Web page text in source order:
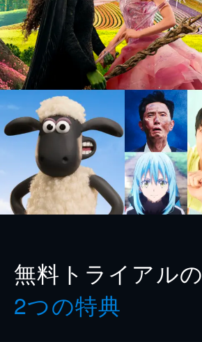
無料トライアルの
2つの特典